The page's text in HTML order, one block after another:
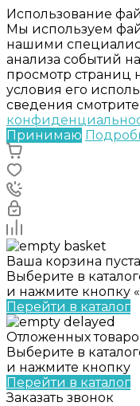
Использование
Мы используем
нашими
анализа событий
просмотр страниц
условия его
сведения смотрите
Принимаю
Ваша корзина пуста
Выберите в
и нажмите кнопку
Перейти в каталог
Отложенных
Выберите в
и нажмите кнопку
Перейти в каталог
Заказать звонок